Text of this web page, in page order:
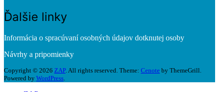
Ďalšie linky
Informácia o spracúvaní osobných údajov dotknutej osoby
Návrhy a pripomienky
Copyright © 2026 ZAP. All rights reserved. Theme: Cenote by ThemeGrill.
Powered by WordPress